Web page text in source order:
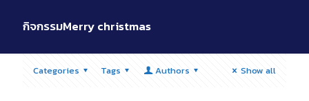
กิจกรรมMerry christmas
Categories Tags Authors Show all